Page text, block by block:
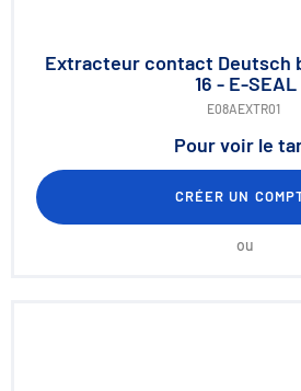
Extracteur contact Deutsch
16 - E-SEAL
E08AEXTR01
Pour voir le
CRÉER UN
ou